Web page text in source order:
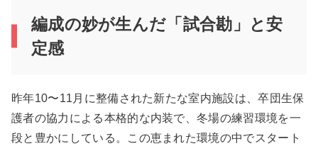
編成の妙が生んだ「試合勘」と安
定感
昨年10〜11月に整備された新たな室内施設は、卒団生保
護者の協力による本格的な内装で、冬場の練習環境を一
段と豊かにしている。この恵まれた環境の中でスタート